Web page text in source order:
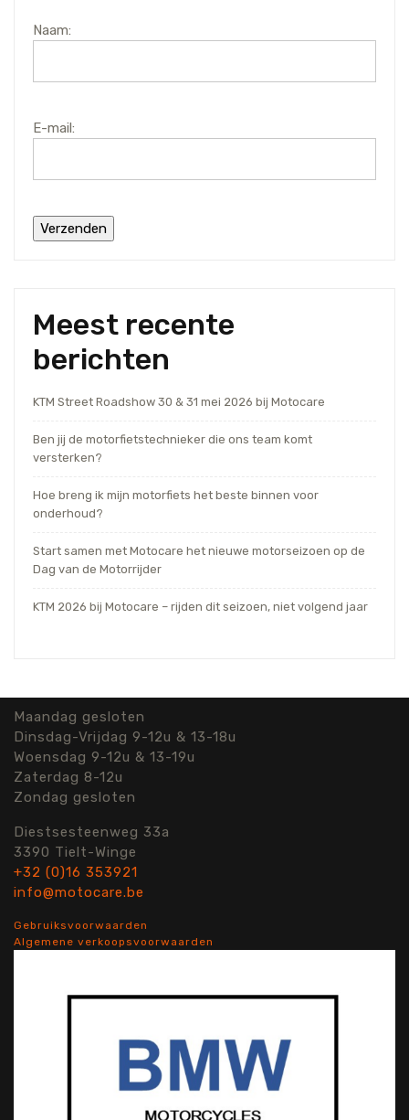
Naam:
E-mail:
Meest recente
berichten
KTM Street Roadshow 30 & 31 mei 2026 bij Motocare
Ben jij de motorfietstechnieker die ons team komt
versterken?
Hoe breng ik mijn motorfiets het beste binnen voor
onderhoud?
Start samen met Motocare het nieuwe motorseizoen op de
Dag van de Motorrijder
KTM 2026 bij Motocare – rijden dit seizoen, niet volgend jaar
Maandag gesloten
Dinsdag-Vrijdag 9-12u & 13-18u
Woensdag 9-12u & 13-19u
Zaterdag 8-12u
Zondag gesloten
Diestsesteenweg 33a
3390 Tielt-Winge
+32 (0)16 353921
info@motocare.be
Gebruiksvoorwaarden
Algemene verkoopsvoorwaarden